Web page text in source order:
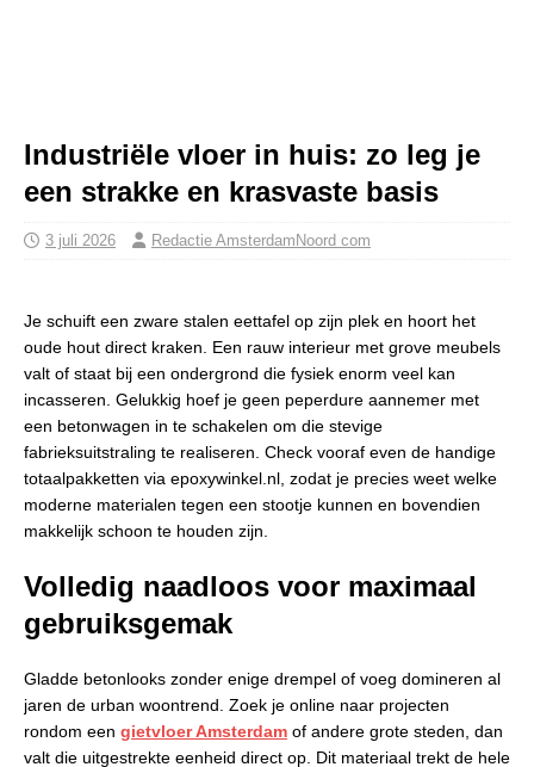
Industriële vloer in huis: zo leg je
een strakke en krasvaste basis
3 juli 2026 Redactie AmsterdamNoord com
Je schuift een zware stalen eettafel op zijn plek en hoort het
oude hout direct kraken. Een rauw interieur met grove meubels
valt of staat bij een ondergrond die fysiek enorm veel kan
incasseren. Gelukkig hoef je geen peperdure aannemer met
een betonwagen in te schakelen om die stevige
fabrieksuitstraling te realiseren. Check vooraf even de handige
totaalpakketten via epoxywinkel.nl, zodat je precies weet welke
moderne materialen tegen een stootje kunnen en bovendien
makkelijk schoon te houden zijn.
Volledig naadloos voor maximaal
gebruiksgemak
Gladde betonlooks zonder enige drempel of voeg domineren al
jaren de urban woontrend. Zoek je online naar projecten
rondom een gietvloer Amsterdam of andere grote steden, dan
valt die uitgestrekte eenheid direct op. Dit materiaal trekt de hele